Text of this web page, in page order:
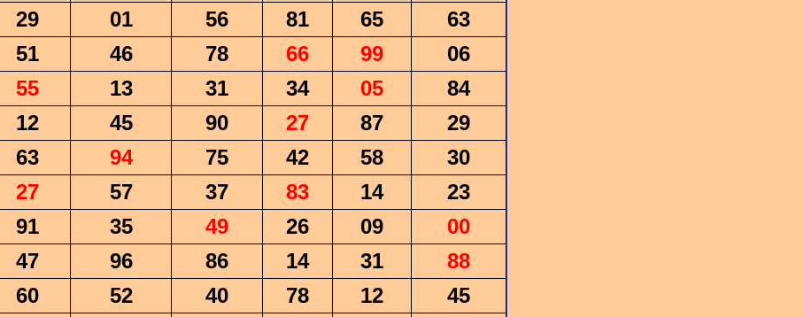
29 01 56 81 65
63
51 46 78 66 99
06
55 13 31 34 05
84
12 45 90 27 87
29
63 94 75 42 58
30
27 57 37 83 14
23
91 35 49 26 09
00
47 96 86 14 31
88
60 52 40 78 12
45